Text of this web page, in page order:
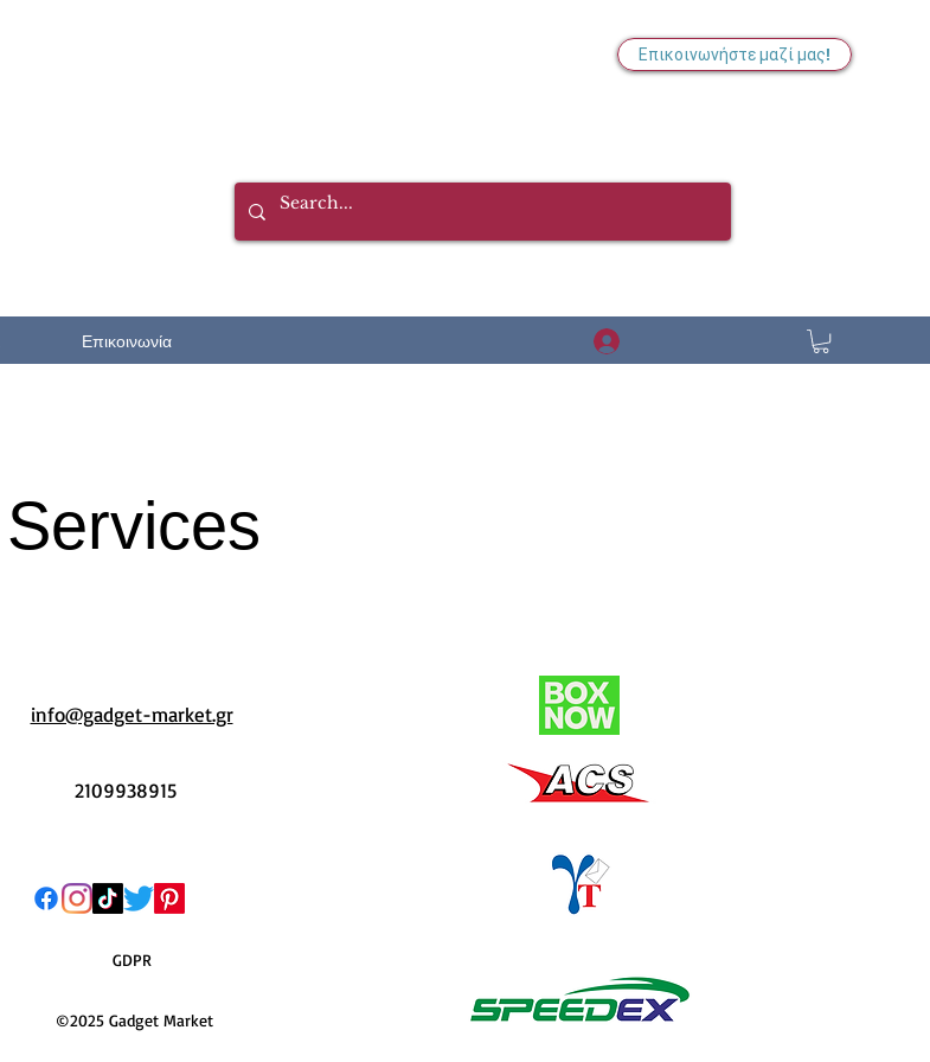
Επικοινωνήστε μαζί μας!
Επικοινωνία
Services
info@gadget-market.gr
2109938915
GDPR
©2025 Gadget Market